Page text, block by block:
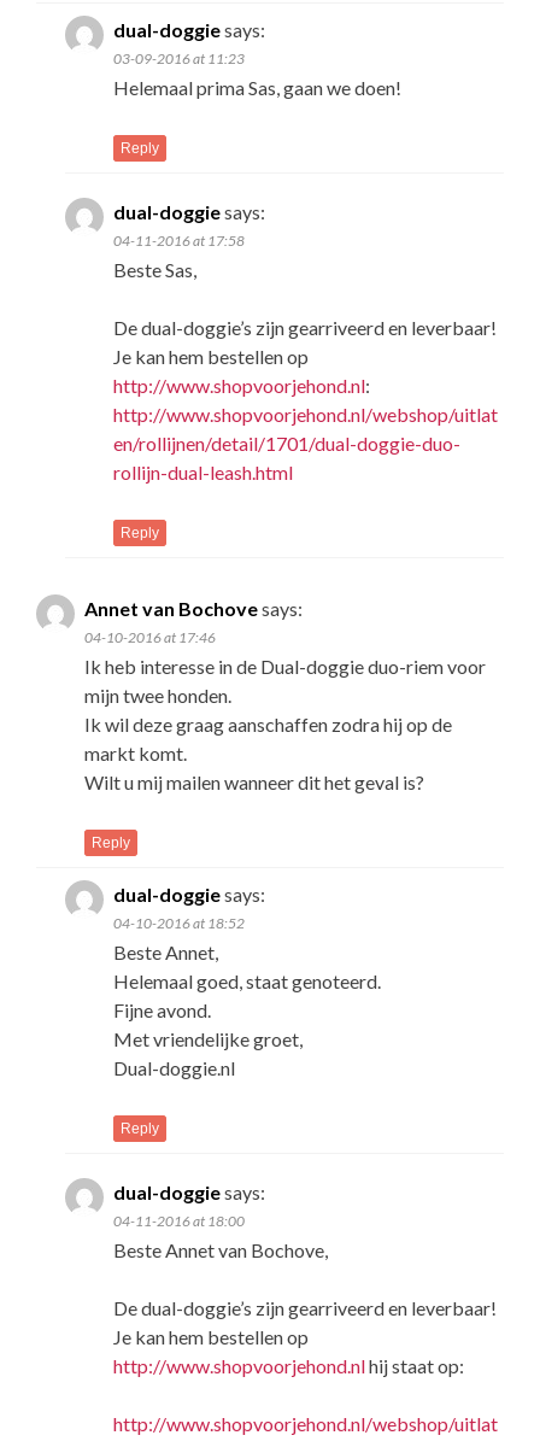
dual-doggiesays:
03-09-2016 at 11:23
Helemaal prima Sas, gaan we doen!
Reply
dual-doggiesays:
04-11-2016 at 17:58
Beste Sas,
De dual-doggie’s zijn gearriveerd en leverbaar!
Je kan hem bestellen op
http://www.shopvoorjehond.nl:
http://www.shopvoorjehond.nl/webshop/uitlat
en/rollijnen/detail/1701/dual-doggie-duo-
rollijn-dual-leash.html
Reply
Annet van Bochovesays:
04-10-2016 at 17:46
Ik heb interesse in de Dual-doggie duo-riem voor
mijn twee honden.
Ik wil deze graag aanschaffen zodra hij op de
markt komt.
Wilt u mij mailen wanneer dit het geval is?
Reply
dual-doggiesays:
04-10-2016 at 18:52
Beste Annet,
Helemaal goed, staat genoteerd.
Fijne avond.
Met vriendelijke groet,
Dual-doggie.nl
Reply
dual-doggiesays:
04-11-2016 at 18:00
Beste Annet van Bochove,
De dual-doggie’s zijn gearriveerd en leverbaar!
Je kan hem bestellen op
http://www.shopvoorjehond.nlhij staat op:
http://www.shopvoorjehond.nl/webshop/uitlat